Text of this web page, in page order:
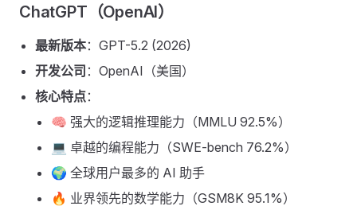
ChatGPT（OpenAI）
最新版本：GPT-5.2 (2026)
开发公司 ：OpenAI（美国）
核心特点：
🧠 强大的逻辑推理能力（MMLU 92.5%）
💻 卓越的编程能力（SWE-bench 76.2%）
🌍 全球用户最多的 AI 助手
🔥 业界领先的数学能力（GSM8K 95.1%）